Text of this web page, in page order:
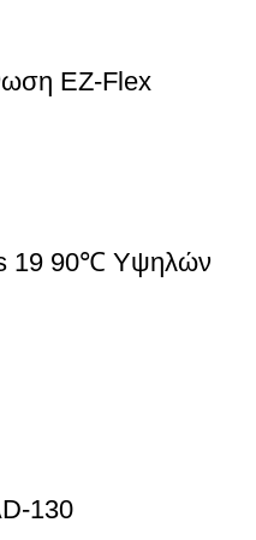
EZ-Flex
19 90℃ Υψηλών
130